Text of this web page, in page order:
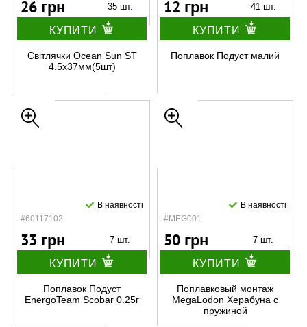
26 грн 35 шт.
КУПИТИ
Світлячки Ocean Sun ST
4.5x37мм(5шт)
12 грн 41 шт.
КУПИТИ
Поплавок Подуст малий
#60117102
В наявності
33 грн 7 шт.
КУПИТИ
Поплавок Подуст
EnergoTeam Scobar 0.25г
#MEG001
В наявності
50 грн 7 шт.
КУПИТИ
Поплавковый монтаж
MegaLodon Херабуна с
пружиной